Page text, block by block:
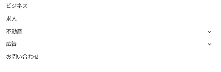
ビジネス
求人
不動産
広告
お問い合わせ